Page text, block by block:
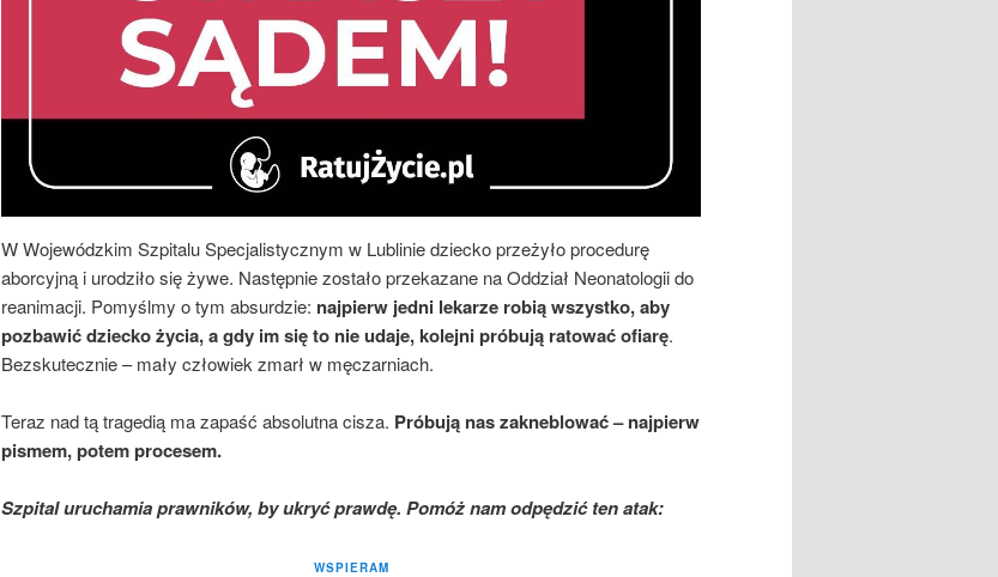
W Wojewódzkim Szpitalu Specjalistycznym w Lublinie dziecko przeżyło procedurę
aborcyjną i urodziło się żywe. Następnie zostało przekazane na Oddział Neonatologii do
reanimacji. Pomyślmy o tym absurdzie: najpierw jedni lekarze robią wszystko, aby
pozbawić dziecko życia, a gdy im się to nie udaje, kolejni próbują ratować ofiarę.
Bezskutecznie – mały człowiek zmarł w męczarniach.
Teraz nad tą tragedią ma zapaść absolutna cisza. Próbują nas zakneblować – najpierw
pismem, potem procesem.
Szpital uruchamia prawników, by ukryć prawdę. Pomóż nam odpędzić ten atak:
WSPIERAM